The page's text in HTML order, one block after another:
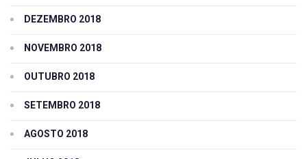
DEZEMBRO 2018
NOVEMBRO 2018
OUTUBRO 2018
SETEMBRO 2018
AGOSTO 2018